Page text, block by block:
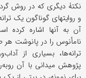
نکتۀ دیگری که در روش
و روایتهای گوناگون یک
آن به آنها اشاره کرده
نامأنوس را در پانوشت
ترانه‌ها، بسیاری از